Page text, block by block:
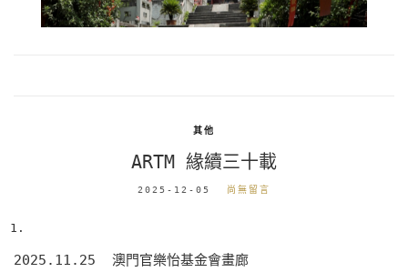
其他
ARTM 緣續三十載
2025-12-05 尚無留言
2025.11.25 澳門官樂怡基金會畫廊